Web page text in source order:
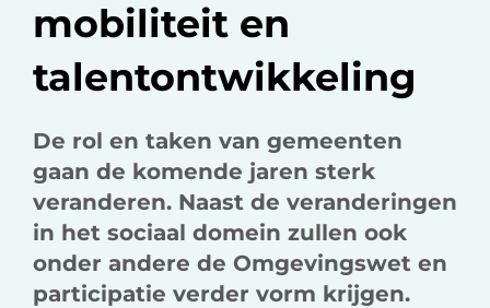
mobiliteit en
talentontwikkeling
De rol en taken van gemeenten
gaan de komende jaren sterk
veranderen. Naast de veranderingen
in het sociaal domein zullen ook
onder andere de Omgevingswet en
participatie verder vorm krijgen.